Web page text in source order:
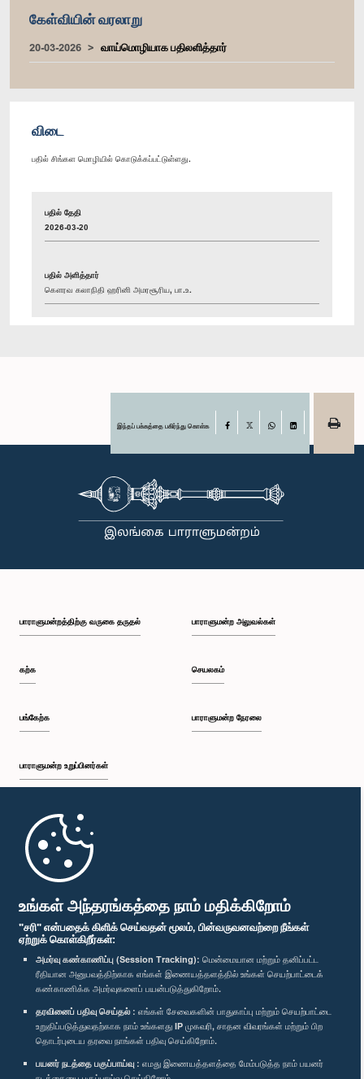
உங்கள் அந்தரங்கத்தை நாம் மதிக்கிறோம்
"சரி" என்பதைக் கிளிக் செய்வதன் மூலம், பின்வருவனவற்றை நீங்கள்
ஏற்றுக் கொள்கிறீர்கள்:
அமர்வு கண்காணிப்பு (Session Tracking): மென்மையான மற்றும் தனிப்பட்ட
ரீதியான அனுபவத்திற்காக எங்கள் இணையத்தளத்தில் உங்கள் செயற்பாட்டைக்
கண்காணிக்க அமர்வுகளைப் பயன்படுத்துகிறோம்.
தரவினைப் பதிவு செய்தல் : எங்கள் சேவைகளின் பாதுகாப்பு மற்றும் செயற்பாட்டை
உறுதிப்படுத்துவதற்காக நாம் உங்களது IP முகவரி, சாதன விவரங்கள் மற்றும் பிற
தொடர்புடைய தரவை நாங்கள் பதிவு செய்கிறோம்.
பயனர் நடத்தை பகுப்பாய்வு : எமது இணையத்தளத்தை மேம்படுத்த நாம் பயனர்
கேள்வியின் வரலாறு
20-03-2026 வாய்மொழியாக பதிலளித்தார்
விடை
பதில் சிங்கள மொழியில் கொடுக்கப்பட்டுள்ளது.
பதில் தேதி
2026-03-20
பதில் அளித்தார்
கௌரவ கலாநிதி ஹரினி அமரசூரிய, பா.உ.
இந்தப் பக்கத்தை பகிர்ந்து கொள்க Facebook
பாராளுமன்றத்திற்கு வருகை தருதல்
கற்க
பங்கேற்க
பாராளுமன்ற உறுப்பினர்கள்
முதற்பக்கம்
பாராளுமன்ற அலுவல்கள்
செயலகம்
பாராளுமன்ற நேரலை
பாராளுமன்ற கையடக்க செயலி
எம்மை பின்தொடர்க :
விருதுகள்
தனியுரிமைக் கொள்கை